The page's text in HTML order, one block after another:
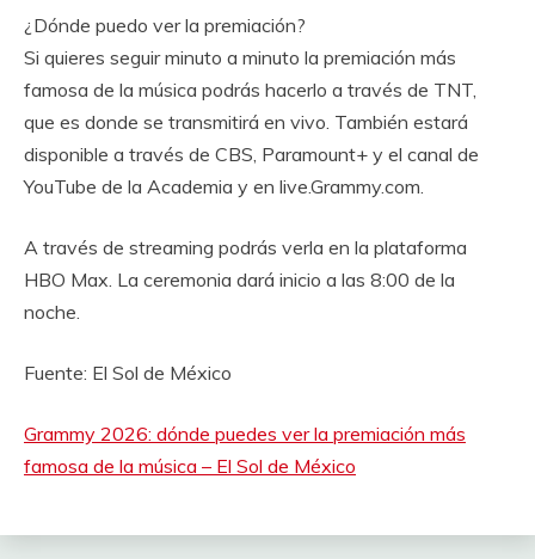
¿Dónde puedo ver la premiación?
Si quieres seguir minuto a minuto la premiación más
famosa de la música podrás hacerlo a través de TNT,
que es donde se transmitirá en vivo. También estará
disponible a través de CBS, Paramount+ y el canal de
YouTube de la Academia y en live.Grammy.com.
A través de streaming podrás verla en la plataforma
HBO Max. La ceremonia dará inicio a las 8:00 de la
noche.
Fuente: El Sol de México
Grammy 2026: dónde puedes ver la premiación más
famosa de la música – El Sol de México